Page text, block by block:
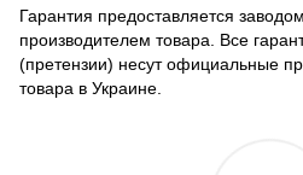
Гарантия предоставляется
производителем товара. Все
(претензии) несут официальные
товара в Украине.